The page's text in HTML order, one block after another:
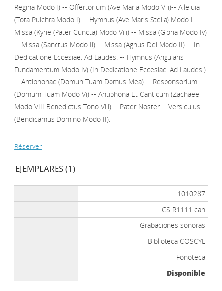
Regina Modo I) -- Offertorium (Ave Maria Modo Viii)-- Alleluia
(Tota Pulchra Modo I) -- Hymnus (Ave Maris Stella) Modo I --
Missa (Kyrie (Pater Cuncta) Modo Viii) -- Missa (Gloria Modo Iv)
-- Missa (Sanctus Modo Ii) -- Missa (Agnus Dei Modo II) -- In
Dedicatione Eccesiae. Ad Laudes. -- Hymnus (Angularis
Fundamentum Modo Iv) (In Dedicatione Eccesiae. Ad Laudes.)
-- Antiphonae (Domun Tuam Domus Mea) -- Responsorium
(Domum Tuam Modo Vi) -- Antiphona Et Canticum (Zachaee
Modo VIII Benedictus Tono Viii) -- Pater Noster -- Versiculus
(Bendicamus Domino Modo II).
Réserver
EJEMPLARES (1)
1010287
GS R1111 can
Grabaciones sonoras
Biblioteca COSCYL
Fonoteca
Disponible